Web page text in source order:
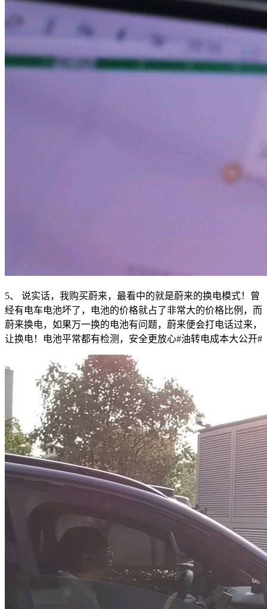
5、 说实话，我购买蔚来，最看中的就是蔚来的换电模式！曾
经有电车电池坏了，电池的价格就占了非常大的价格比例，而
蔚来换电，如果万一换的电池有问题，蔚来便会打电话过来，
让换电！电池平常都有检测，安全更放心#油转电成本大公开#